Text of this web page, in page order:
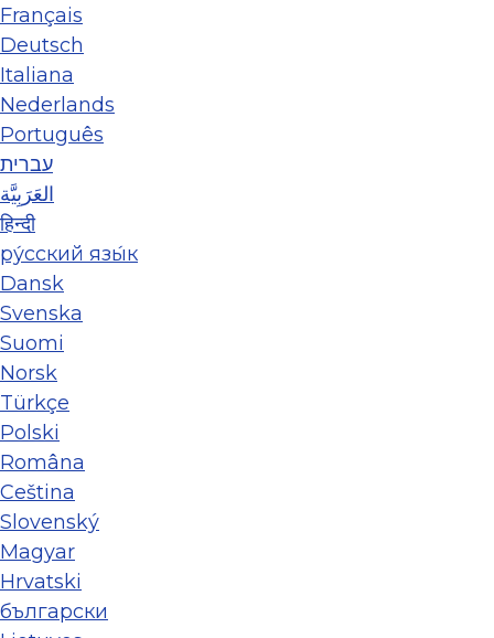
Français
Deutsch
Italiana
Nederlands
Português
עברית
العَرَبِيَّة
हिन्दी
ру́сский язы́к
Dansk
Svenska
Suomi
Norsk
Türkçe
Polski
Româna
Ceština
Slovenský
Magyar
Hrvatski
български